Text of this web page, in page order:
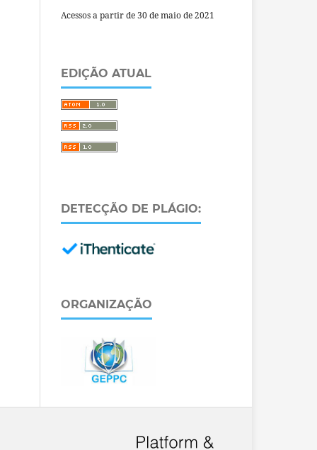
Acessos a partir de 30 de maio de 2021
EDIÇÃO ATUAL
DETECÇÃO DE PLÁGIO:
ORGANIZAÇÃO